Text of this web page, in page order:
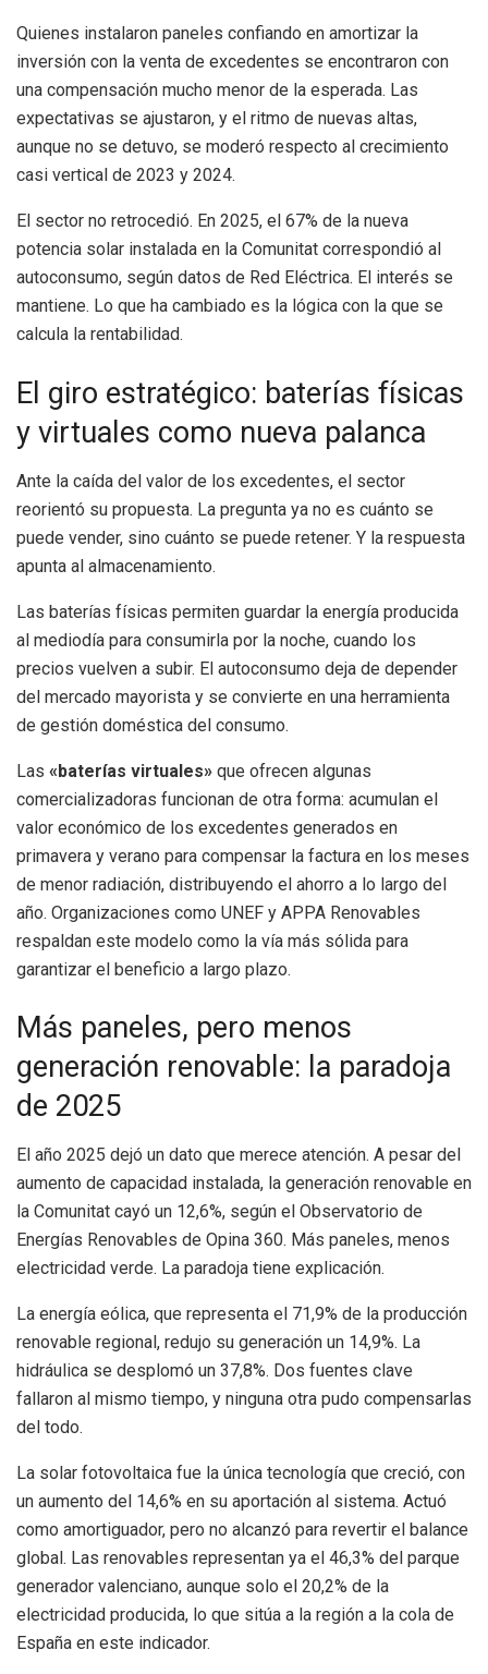
Quienes instalaron paneles confiando en amortizar la
inversión con la venta de excedentes se encontraron con
una compensación mucho menor de la esperada. Las
expectativas se ajustaron, y el ritmo de nuevas altas,
aunque no se detuvo, se moderó respecto al crecimiento
casi vertical de 2023 y 2024.
El sector no retrocedió. En 2025, el 67% de la nueva
potencia solar instalada en la Comunitat correspondió al
autoconsumo, según datos de Red Eléctrica. El interés se
mantiene. Lo que ha cambiado es la lógica con la que se
calcula la rentabilidad.
El giro estratégico: baterías físicas
y virtuales como nueva palanca
Ante la caída del valor de los excedentes, el sector
reorientó su propuesta. La pregunta ya no es cuánto se
puede vender, sino cuánto se puede retener. Y la respuesta
apunta al almacenamiento.
Las baterías físicas permiten guardar la energía producida
al mediodía para consumirla por la noche, cuando los
precios vuelven a subir. El autoconsumo deja de depender
del mercado mayorista y se convierte en una herramienta
de gestión doméstica del consumo.
Las «baterías virtuales» que ofrecen algunas
comercializadoras funcionan de otra forma: acumulan el
valor económico de los excedentes generados en
primavera y verano para compensar la factura en los meses
de menor radiación, distribuyendo el ahorro a lo largo del
año. Organizaciones como UNEF y APPA Renovables
respaldan este modelo como la vía más sólida para
garantizar el beneficio a largo plazo.
Más paneles, pero menos
generación renovable: la paradoja
de 2025
El año 2025 dejó un dato que merece atención. A pesar del
aumento de capacidad instalada, la generación renovable en
la Comunitat cayó un 12,6%, según el Observatorio de
Energías Renovables de Opina 360. Más paneles, menos
electricidad verde. La paradoja tiene explicación.
La energía eólica, que representa el 71,9% de la producción
renovable regional, redujo su generación un 14,9%. La
hidráulica se desplomó un 37,8%. Dos fuentes clave
fallaron al mismo tiempo, y ninguna otra pudo compensarlas
del todo.
La solar fotovoltaica fue la única tecnología que creció, con
un aumento del 14,6% en su aportación al sistema. Actuó
como amortiguador, pero no alcanzó para revertir el balance
global. Las renovables representan ya el 46,3% del parque
generador valenciano, aunque solo el 20,2% de la
electricidad producida, lo que sitúa a la región a la cola de
España en este indicador.